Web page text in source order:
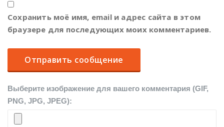
Сохранить моё имя, email и адрес сайта в этом
браузере для последующих моих комментариев.
Выберите изображение для вашего комментария (GIF,
PNG, JPG, JPEG):